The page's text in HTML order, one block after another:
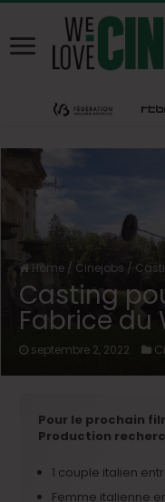
Home / Cinejobs /
Casting
Fabrice du
septembre 2, 2022
Pour le prochain
Production
1 couple italien
Femme italienne